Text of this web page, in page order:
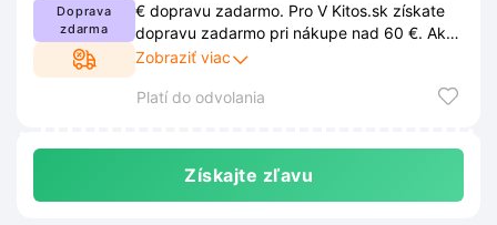
Doprava
zdarma
€ dopravu zadarmo. Pro V Kitos.sk získate
dopravu zadarmo pri nákupe nad 60 €. Ak
chcete využiť zľavu, musíte dodržiavať
podmienky sú uverejnené na webovej
Zobraziť viac
Platí do odvolania
Získajte zľavu